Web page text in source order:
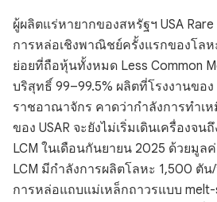
ผู้ผลิตแร่หายากของสหรัฐฯ USA Rare
การหล่อเชิงพาณิชย์ครั้งแรกของโล
ย่อยที่ถือหุ้นทั้งหมด Less Common
บริสุทธิ์ 99–99.5% ผลิตที่โรงงานของ
ราชอาณาจักร คาดว่ากำลังการทำเ
ของ USAR จะยังไม่เริ่มเดินเครื่องจ
LCM ในเดือนกันยายน 2025 ด้วยมูล
LCM มีกำลังการผลิตโลหะ 1,500 ตั
การหล่อแถบแม่เหล็กถาวรแบบ